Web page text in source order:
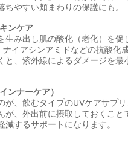
ちやすい頬まわりの保護にも。
ンケア
生み出し肌の酸化（老化）を促
ナイアシンアミドなどの抗酸化
と、紫外線によるダメージを最
ンナーケア）
が、飲むタイプのUVケアサプ
が、外出前に摂取しておくこと
減するサポートになります。